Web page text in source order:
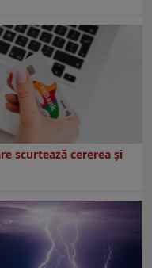
scurtează cererea și